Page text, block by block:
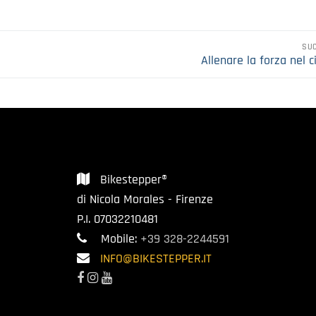
Articolo
Allenare la forza nel
Bikestepper®
di Nicola Morales - Firenze
P.I. 07032210481
Mobile: +39 328-2244591
INFO@BIKESTEPPER.IT